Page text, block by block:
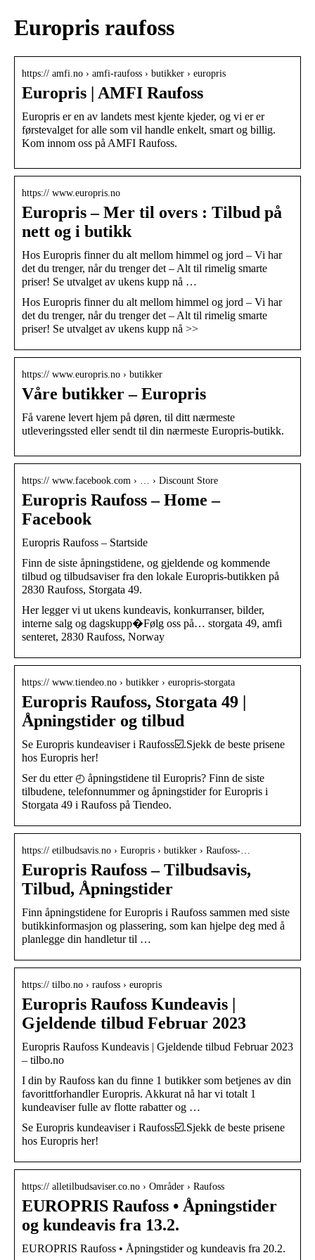
Europris raufoss
https:// amfi.no › amfi-raufoss › butikker › europris
Europris | AMFI Raufoss
Europris er en av landets mest kjente kjeder, og vi er er
førstevalget for alle som vil handle enkelt, smart og billig.
Kom innom oss på AMFI Raufoss.
https:// www.europris.no
Europris – Mer til overs : Tilbud på
nett og i butikk
Hos Europris finner du alt mellom himmel og jord – Vi har
det du trenger, når du trenger det – Alt til rimelig smarte
priser! Se utvalget av ukens kupp nå …
Hos Europris finner du alt mellom himmel og jord – Vi har
det du trenger, når du trenger det – Alt til rimelig smarte
priser! Se utvalget av ukens kupp nå >>
https:// www.europris.no › butikker
Våre butikker – Europris
Få varene levert hjem på døren, til ditt nærmeste
utleveringssted eller sendt til din nærmeste Europris-butikk.
https:// www.facebook.com › … › Discount Store
Europris Raufoss – Home –
Facebook
Europris Raufoss – Startside
Finn de siste åpningstidene, og gjeldende og kommende
tilbud og tilbudsaviser fra den lokale Europris-butikken på
2830 Raufoss, Storgata 49.
Her legger vi ut ukens kundeavis, konkurranser, bilder,
interne salg og dagskupp�Følg oss på… storgata 49, amfi
senteret, 2830 Raufoss, Norway
https:// www.tiendeo.no › butikker › europris-storgata
Europris Raufoss, Storgata 49 |
Åpningstider og tilbud
Se Europris kundeaviser i Raufoss☑️.Sjekk de beste prisene
hos Europris her!
Ser du etter ◴ åpningstidene til Europris? Finn de siste
tilbudene, telefonnummer og åpningstider for Europris i
Storgata 49 i Raufoss på Tiendeo.
https:// etilbudsavis.no › Europris › butikker › Raufoss-…
Europris Raufoss – Tilbudsavis,
Tilbud, Åpningstider
Finn åpningstidene for Europris i Raufoss sammen med siste
butikkinformasjon og plassering, som kan hjelpe deg med å
planlegge din handletur til …
https:// tilbo.no › raufoss › europris
Europris Raufoss Kundeavis |
Gjeldende tilbud Februar 2023
Europris Raufoss Kundeavis | Gjeldende tilbud Februar 2023
– tilbo.no
I din by Raufoss kan du finne 1 butikker som betjenes av din
favorittforhandler Europris. Akkurat nå har vi totalt 1
kundeaviser fulle av flotte rabatter og …
Se Europris kundeaviser i Raufoss☑️.Sjekk de beste prisene
hos Europris her!
https:// alletilbudsaviser.co.no › Områder › Raufoss
EUROPRIS Raufoss • Åpningstider
og kundeavis fra 13.2.
EUROPRIS Raufoss • Åpningstider og kundeavis fra 20.2.